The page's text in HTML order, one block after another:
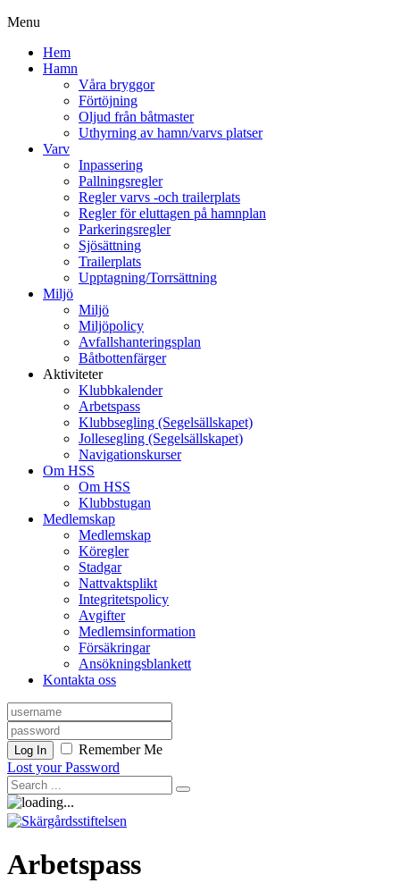
Menu
Hem
Hamn
Våra bryggor
Förtöjning
Oljud från båtmaster
Uthyrning av hamn/varvs platser
Varv
Inpassering
Pallningsregler
Regler varvs -och trailerplats
Regler för eluttagen på hamnplan
Parkeringsregler
Sjösättning
Trailerplats
Upptagning/Torrsättning
Miljö
Miljö
Miljöpolicy
Avfallshanteringsplan
Båtbottenfärger
Aktiviteter
Klubbkalender
Arbetspass
Klubbsegling (Segelsällskapet)
Jollesegling (Segelsällskapet)
Navigationskurser
Om HSS
Om HSS
Klubbstugan
Medlemskap
Medlemskap
Köregler
Stadgar
Nattvaktsplikt
Integritetspolicy
Avgifter
Medlemsinformation
Försäkringar
Ansökningsblankett
Kontakta oss
Log In
Remember Me
Lost your Password
Arbetspass